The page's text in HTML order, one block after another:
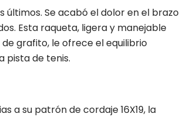
últimos. Se acabó el dolor en el brazo
Esta raqueta, ligera y manejable
grafito, le ofrece el equilibrio
pista de tenis.
a su patrón de cordaje 16X19, la